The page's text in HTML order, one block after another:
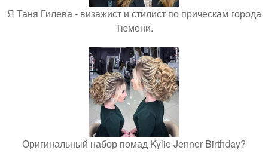
Я Таня Гилева - визажист и стилист по прическам города
Тюмени.
Оригинальный набор помад Kylie Jenner Birthday?